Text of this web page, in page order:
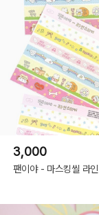
3,000
팬이야 - 마스킹씰 라